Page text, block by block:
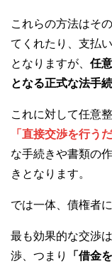
これらの方法はそ
てくれたり、支払
となりますが、 任
となる正式な法手
これに対して任意整
「直接交渉を行うだ
な手続きや書類の
きとなります。
では一体、債権者
最も効果的な交渉
渉、つまり
「借金